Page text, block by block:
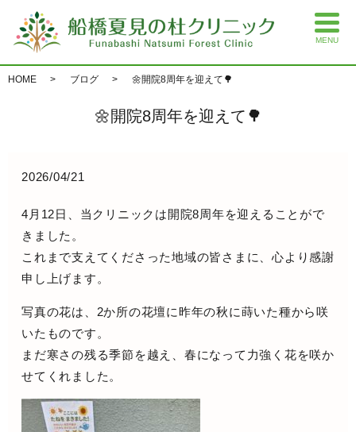
MENU
HOME ブログ 🌼開院8周年を迎えて🌳
🌼開院8周年を迎えて🌳
2026/04/21
4月12日、当クリニックは開院8周年を迎えることがで
きました。
これまで支えてくださった地域の皆さまに、心より感謝
申し上げます。
写真の花は、2か所の花壇に昨年の秋に蒔いた種から咲
いたものです。
まだ寒さの残る季節を越え、春になって力強く花を咲か
せてくれました。